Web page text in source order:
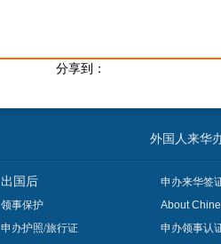
分享到：
外国人来华
出国后
领事保护
申办护照/旅行证
申办来华签
About
申办领事认